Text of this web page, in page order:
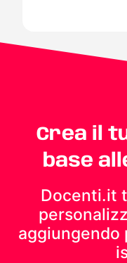
Crea il
base
Docenti.it
aggiungendo